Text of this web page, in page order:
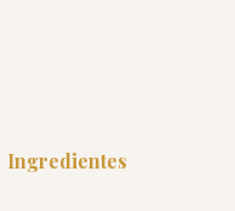
Ingredientes